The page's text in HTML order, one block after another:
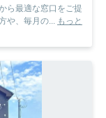
ら最適な窓口をご提
や、毎月の... もっと